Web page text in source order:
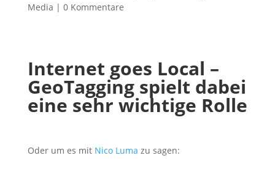
Media | 0 Kommentare
Internet goes Local –
GeoTagging spielt dabei
eine sehr wichtige Rolle
Oder um es mit Nico Luma zu sagen: